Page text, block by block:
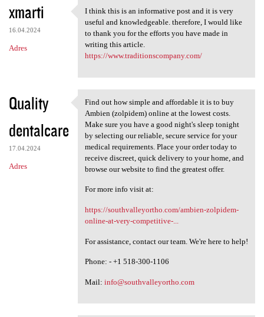
xmarti
16.04.2024
Adres
I think this is an
I think this is an informative post and it is very
useful and knowledgeable. therefore, I would like
to thank you for the efforts you have made in
writing this article.
https://www.traditionscompany.com/
Quality
dentalcare
17.04.2024
Adres
Find out how simple and
Find out how simple and affordable it is to buy
Ambien (zolpidem) online at the lowest costs.
Make sure you have a good night's sleep tonight
by selecting our reliable, secure service for your
medical requirements. Place your order today to
receive discreet, quick delivery to your home, and
browse our website to find the greatest offer.
For more info visit at:
https://southvalleyortho.com/ambien-zolpidem-
online-at-very-competitive-...
For assistance, contact our team. We're here to help!
Phone: - +1 518-300-1106
Mail: info@southvalleyortho.com